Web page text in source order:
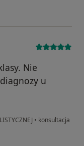
Nie
u
• konsultacja